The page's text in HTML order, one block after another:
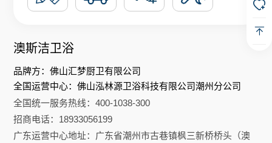
澳斯洁卫浴
品牌方：佛山汇梦厨卫有限公司
全国运营中心：佛山泓林源卫浴科技有限公司潮州分公司
全国统一服务热线：400-1038-300
招商电话：18933056199
广东运营中心地址：广东省潮州市古巷镇枫三新桥桥头（澳